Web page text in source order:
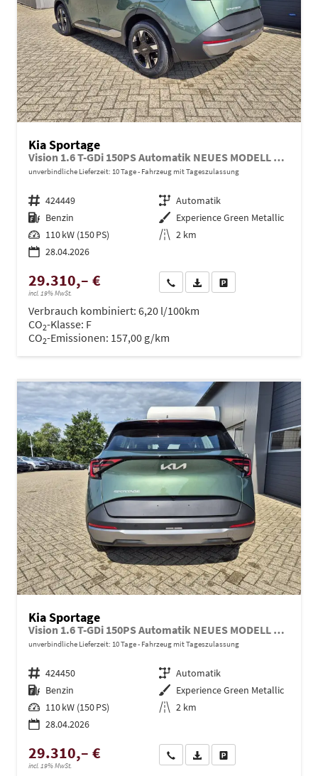
Kia Sportage
Vision 1.6 T-GDi 150PS Automatik NEUES MODELL MY26 FACELIFT Sitzheizung Lenkradheizung Klimaautomatik Navi Bluetooth Touchscreen Apple CarPlay Android Auto PDC v+h 17"LM Rückf.Kamera ACC 2x Keyless
unverbindliche Lieferzeit: 10 Tage Fahrzeug mit Tageszulassung
Fahrzeugnr. 424449 Getriebe Automatik
Kraftstoff Benzin Außenfarbe Experience Green Metallic
Leistung 110 kW (150 PS) Kilometerstand 2 km
28.04.2026
29.310,– €
incl. 19% MwSt.
Wir rufen Sie anPDF-Datei, Fahrzeugexposé
Verbrauch kombiniert: 6,20 l/100km
CO2-Klasse: F
CO2-Emissionen: 157,00 g/km
Kia Sportage
Vision 1.6 T-GDi 150PS Automatik NEUES MODELL MY26 FACELIFT Sitzheizung Lenkradheizung Klimaautomatik Navi Bluetooth Touchscreen Apple CarPlay Android Auto PDC v+h 17"LM Rückf.Kamera ACC 2x Keyless
unverbindliche Lieferzeit: 10 Tage Fahrzeug mit Tageszulassung
Fahrzeugnr. 424450 Getriebe Automatik
Kraftstoff Benzin Außenfarbe Experience Green Metallic
Leistung 110 kW (150 PS) Kilometerstand 2 km
28.04.2026
29.310,– €
incl. 19% MwSt.
Wir rufen Sie anPDF-Datei, Fahrzeugexposé